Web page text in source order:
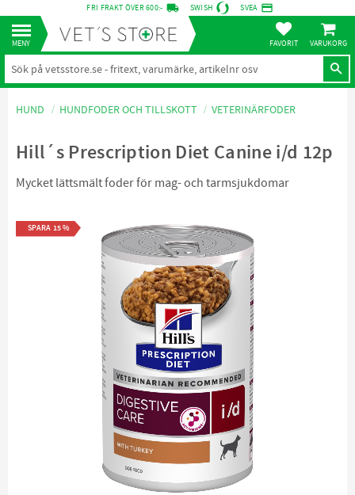
Meny
FRI FRAKT ÖVER 600:- local_shipping SWISH SVEA credit_card
FAVORITER
HUND HUNDFODER OCH TILLSKOTT VETERINÄRFODER
Hill´s Prescription Diet Canine i/d 12p
Mycket lättsmält foder för mag- och tarmsjukdomar
SPARA 15%